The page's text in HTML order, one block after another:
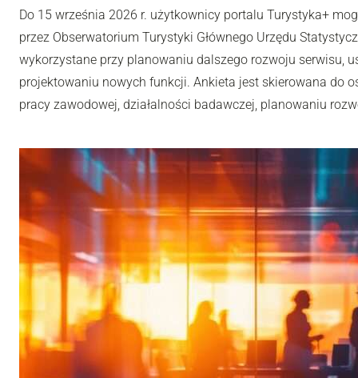
Do 15 września 2026 r. użytkownicy portalu Turystyka+
przez Obserwatorium Turystyki Głównego Urzędu
wykorzystane przy planowaniu dalszego rozwoju serwisu,
projektowaniu nowych funkcji. Ankieta jest skierowana do
pracy zawodowej, działalności badawczej, planowaniu